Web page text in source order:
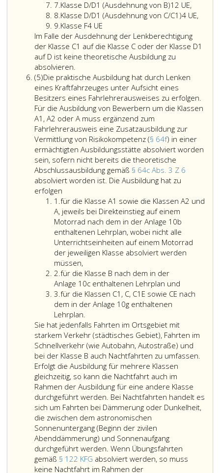
zu
je
50
Minuten
vermittelt
werden;
gilt
nicht
für
die
klassenspezifischen
Unterrichtseinheiten
der
Klassen
A1,
A2
und
Die
Fahrprüfung
darf
frühestens
erst
nach
Kalendertagen
ab
dem
Beginn
Ausbildung
abgelegt
werden;
das
gilt
nicht
im
Falle
von
Ausdehnungen
einer
Lenkberechtigung,
außer
bei
Ausdehnung
im
Hinblick
die
AM);
6
7.Ziffer
7
Klasse D/D1 (Ausdehnung von B)12 UE,
8.Ziffer
8
Klasse D/D1 (Ausdehnung von C/C1)4 UE,
9.Ziffer
9
Klasse F4 UE
Im Falle der Ausdehnung der Lenkberechtigung
der Klasse C1 auf die Klasse C oder der Klasse D1
auf D ist keine theoretische Ausbildung zu
absolvieren.
(5)Absatz
5
Die praktische Ausbildung hat durch Lenken
eines Kraftfahrzeuges unter Aufsicht eines
Besitzers eines Fahrlehrerausweises zu erfolgen.
Für die Ausbildung von Bewerbern um die Klassen
A1, A2 oder A muss ergänzend zum
Fahrlehrerausweis eine Zusatzausbildung zur
Vermittlung von Risikokompetenz (§ 64f) in einer
ermächtigten Ausbildungsstätte absolviert worden
sein, sofern nicht bereits die theoretische
Abschlussausbildung gemäß § 64c Abs. 3 Z 6
absolviert worden ist. Die Ausbildung hat zu
erfolgen
praktische
Ausbildung
hat
durch
Lenken
eines
Kraftfahrzeuges
unter
Aufsicht
eines
Besitzers
eines
Fahrlehrerausweises
zu
erfolgen.
Für
die
Ausbildung
von
Bewerbern
um
die
Klassen
A1,
A2
oder
A
1.Ziffer
eins
für die Klasse A1 sowie die Klassen A2 und
A, jeweils bei Direkteinstieg auf einem
Motorrad nach dem in der Anlage 10b
enthaltenen Lehrplan, wobei nicht alle
Unterrichtseinheiten auf einem Motorrad
der jeweiligen Klasse absolviert werden
müssen,
2.Ziffer
2
für die Klasse B nach dem in der
Anlage 10c enthaltenen Lehrplan und
3.Ziffer
3
für die Klassen C1, C, C1E sowie CE nach
dem in der Anlage 10g enthaltenen
Lehrplan.
Sie hat jedenfalls Fahrten im Ortsgebiet mit
starkem Verkehr (städtisches Gebiet), Fahrten im
Schnellverkehr (wie Autobahn, Autostraße) und
bei der Klasse B auch Nachtfahrten zu umfassen.
Erfolgt die Ausbildung für mehrere Klassen
gleichzeitig, so kann die Nachtfahrt auch im
Rahmen der Ausbildung für eine andere Klasse
durchgeführt werden. Bei Nachtfahrten handelt es
sich um Fahrten bei Dämmerung oder Dunkelheit,
die zwischen dem astronomischen
Sonnenuntergang (Beginn der zivilen
Abenddämmerung) und Sonnenaufgang
durchgeführt werden. Wenn Übungsfahrten
gemäß § 122 KFG absolviert werden, so muss
keine Nachtfahrt im Rahmen der